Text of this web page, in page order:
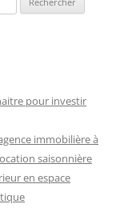
pour investir
immobilière à
saisonnière
en espace